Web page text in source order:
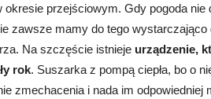
okresie przejściowym. Gdy pogoda
zawsze mamy do tego
Na szczęście istnieje urządzenie,
rok. Suszarka z pompą ciepła, bo o
zmechacenia i nada im